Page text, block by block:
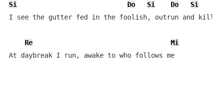
Si Do Si Do
Si
I see the gutter fed in the foolish, outrun and kill
Re
Mi
At daybreak I run, awake to who follows me